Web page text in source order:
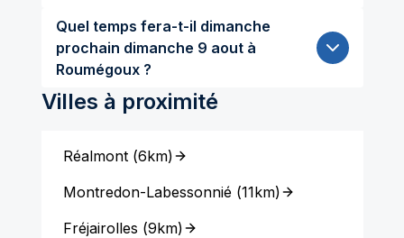
Quel temps fera-t-il dimanche
prochain dimanche 9 aout à
Roumégoux ?
Villes à proximité
Réalmont(6km)
Montredon-Labessonnié(11km)
Fréjairolles (9km)